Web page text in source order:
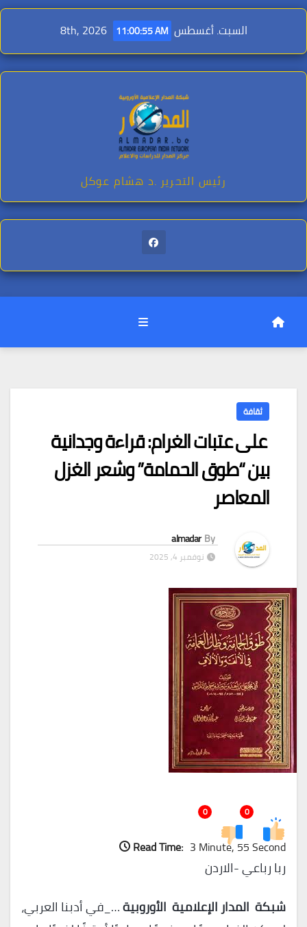
Skip
content
السبت. أغسطس 8th, 2026 11:00:57 AM
رئيس التحرير .د هشام عوكل
ثقافة
على عتبات الغرام: قراءة وجدانية
بين “طوق الحمامة” وشعر الغزل
المعاصر
By
almadar
نوفمبر 4, 2025
0
0
Read Time: 3 Minute, 55 Second
ربا رباعي -الاردن
شبكة المدار الإعلامية الأوروبية…_في أدبنا العربي،